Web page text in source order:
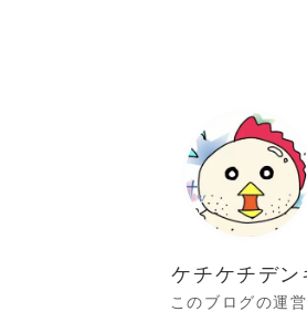
ケチケチデン
このブログの運